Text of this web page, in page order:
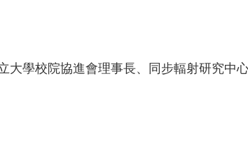
學校院協進會理事長、同步輻射研究中